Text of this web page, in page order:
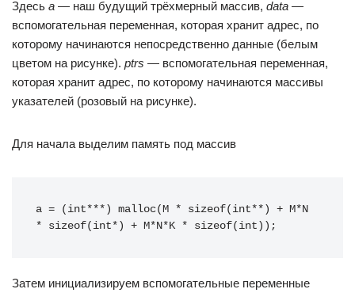
Здесь a — наш будущий трёхмерный массив, data —
вспомогательная переменная, которая хранит адрес, по
которому начинаются непосредственно данные (белым
цветом на рисунке). ptrs — вспомогательная переменная,
которая хранит адрес, по которому начинаются массивы
указателей (розовый на рисунке).
Для начала выделим память под массив
a = (int***) malloc(M * sizeof(int**) + M*N
* sizeof(int*) + M*N*K * sizeof(int));
Затем инициализируем вспомогательные переменные